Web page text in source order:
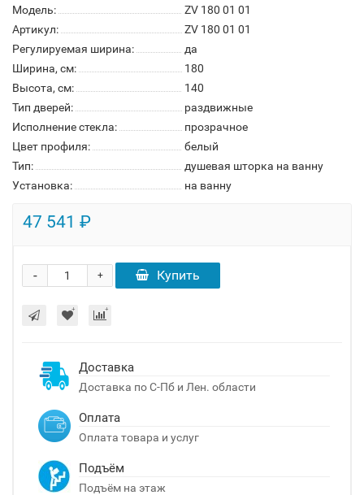
Модель:
ZV 180 01 01
Артикул:
ZV 180 01 01
Регулируемая ширина:
да
Ширина, см:
180
Высота, см:
140
Тип дверей:
раздвижные
Исполнение стекла:
прозрачное
Цвет профиля:
белый
Тип:
душевая шторка на ванну
Установка:
на ванну
47 541 ₽
+
- Купить
Доставка
Доставка по С-Пб и Лен. области
Оплата
Оплата товара и услуг
Подъём
Подъём на этаж